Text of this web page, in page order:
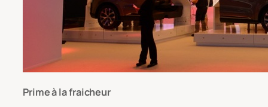
Prime à la fraicheur